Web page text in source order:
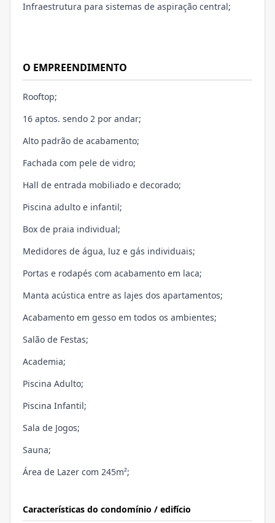
Características do condomínio / edifício
Infraestrutura para sistemas de aspiração central;
O EMPREENDIMENTO
Rooftop;
16 aptos. sendo 2 por andar;
Alto padrão de acabamento;
Fachada com pele de vidro;
Hall de entrada mobiliado e decorado;
Piscina adulto e infantil;
Box de praia individual;
Medidores de água, luz e gás individuais;
Portas e rodapés com acabamento em laca;
Manta acústica entre as lajes dos apartamentos;
Acabamento em gesso em todos os ambientes;
Salão de Festas;
Academia;
Piscina Adulto;
Piscina Infantil;
Sala de Jogos;
Sauna;
Área de Lazer com 245m²;